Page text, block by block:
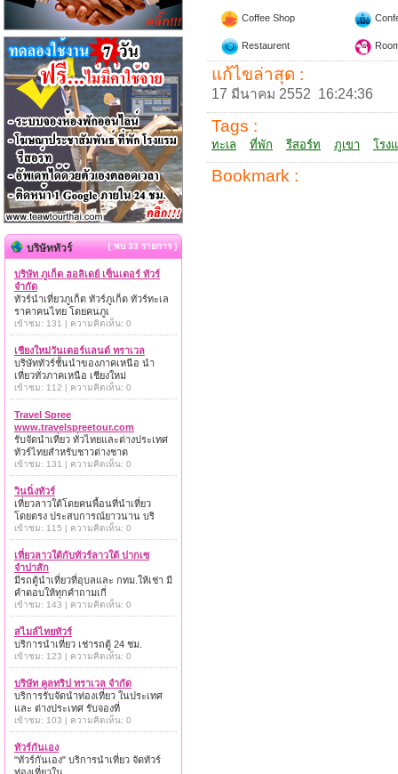
Coffee Shop
Restaurent
แก้ไขล่าสุด :
17 มีนาคม 2552 16:24:36
Tags :
ทะเล ที่พัก รีสอร์ท ภูเขา โรง
Bookmark :
บริษัททัวร์ { พบ 33 รายการ }
บริษัท ภูเก็ต ฮอลิเดย์ เซ็นเตอร์ ทัวร์
จำกัด
ทัวร์นำเที่ยวภูเก็ต ทัวร์ภูเก็ต ทัวร์ทะเล
ราคาคนไทย โดยคนภูเ
เข้าชม: 131 | ความคิดเห็น: 0
เชียงใหม่วันเดอร์แลนด์ ทราเวล
บริษัททัวร์ชั้นนำของภาคเหนือ นำ
เที่ยวทั่วภาคเหนือ เชียงใหม่
เข้าชม: 112 | ความคิดเห็น: 0
Travel Spree
www.travelspreetour.com
รับจัดนำเที่ยว ทั่วไทยและต่างประเทศ
ทัวร์ไทยสำหรับชาวต่างชาต
เข้าชม: 131 | ความคิดเห็น: 0
วินนิ่งทัวร์
เที่ยวลาวใต้โดยคนพื้อนที่นำเที่ยว
โดยตรง ประสบการณ์ยาวนาน บริ
เข้าชม: 115 | ความคิดเห็น: 0
เที่ยวลาวใต้กับทัวร์ลาวใต้ ปากเซ
จำปาสัก
มีรถตู้นำเที่ยวที่อุบลและ กทม.ให้เช่า มี
คำตอบให้ทุกคำถามเกี่
เข้าชม: 143 | ความคิดเห็น: 0
สไมล์ไทยทัวร์
บริการนำเที่ยว เช่ารถตู้ 24 ชม.
เข้าชม: 123 | ความคิดเห็น: 0
บริษัท คูลทริป ทราเวล จำกัด
บริการรับจัดนำท่องเที่ยว ในประเทศ
และ ต่างประเทศ รับจองที่
เข้าชม: 103 | ความคิดเห็น: 0
ทัวร์กันเอง
"ทัวร์กันเอง" บริการนำเที่ยว จัดทัวร์